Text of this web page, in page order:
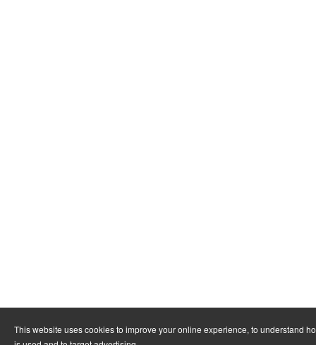
This website uses cookies to improve your online experience, to understand